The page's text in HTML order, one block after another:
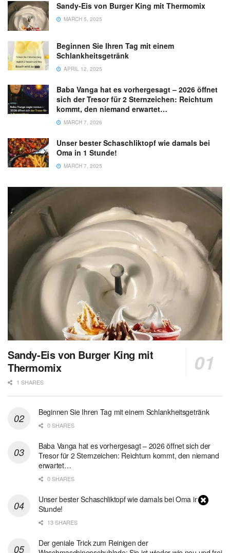
Sandy-Eis von Burger King mit Thermomix
MARCH 5, 2025
Beginnen Sie Ihren Tag mit einem
Schlankheitsgetränk
APRIL 12, 2025
Baba Vanga hat es vorhergesagt – 2026 öffnet
sich der Tresor für 2 Sternzeichen: Reichtum
kommt, den niemand erwartet…
MARCH 7, 2026
Unser bester Schaschliktopf wie damals bei
Oma in 1 Stunde!
MARCH 7, 2025
Sandy-Eis von Burger King mit
Thermomix
1 SHARES
Beginnen Sie Ihren Tag mit einem Schlankheitsgetränk
0 SHARES
Baba Vanga hat es vorhergesagt – 2026 öffnet sich der
Tresor für 2 Sternzeichen: Reichtum kommt, den niemand
erwartet…
0 SHARES
Unser bester Schaschliktopf wie damals bei Oma in 1
Stunde!
13 SHARES
Der geniale Trick zum Reinigen der